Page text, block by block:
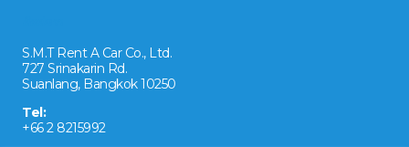
S.M.T Rent A Car Co., Ltd.
727 Srinakarin Rd.
Suanlang, Bangkok 10250
Tel:
+66 2 8215992